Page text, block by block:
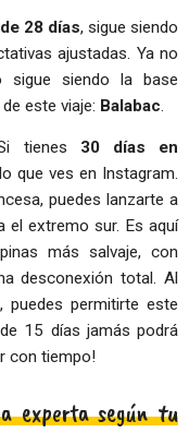
28 días, sigue siendo
ajustadas. Ya no
sigue siendo la base
este viaje: Balabac.
tienes 30 días en
que ves en Instagram.
puedes lanzarte a
el extremo sur. Es aquí
más salvaje, con
desconexión total. Al
, puedes permitirte este
15 días jamás podrá
con tiempo!
experta según tu